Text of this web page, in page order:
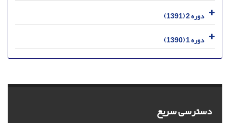
دوره 2 (1391)
دوره 1 (1390)
دسترسی سریع